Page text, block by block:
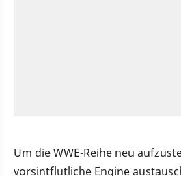
Um die WWE-Reihe neu
vorsintflutliche Engine